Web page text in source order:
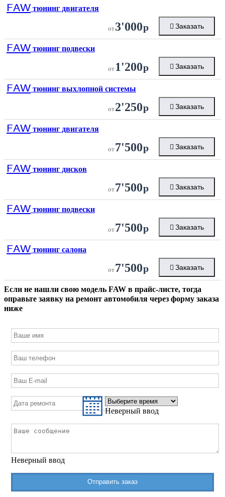
FAW тюнинг двигателя
от3'000р Заказать
FAW тюнинг подвески
от 1'200р Заказать
FAW тюнинг выхлопной системы
от2'250р Заказать
FAW тюнинг двигателя
от7'500р Заказать
FAW тюнинг дисков
от7'500р Заказать
FAW тюнинг подвески
от7'500р Заказать
FAW тюнинг салона
от7'500р Заказать
Если не нашли свою модель FAW в прайс-листе, тогда
оправьте заявку на ремонт автомобиля через форму заказа
ниже
Неверный ввод
Неверный ввод
Отправить заказ